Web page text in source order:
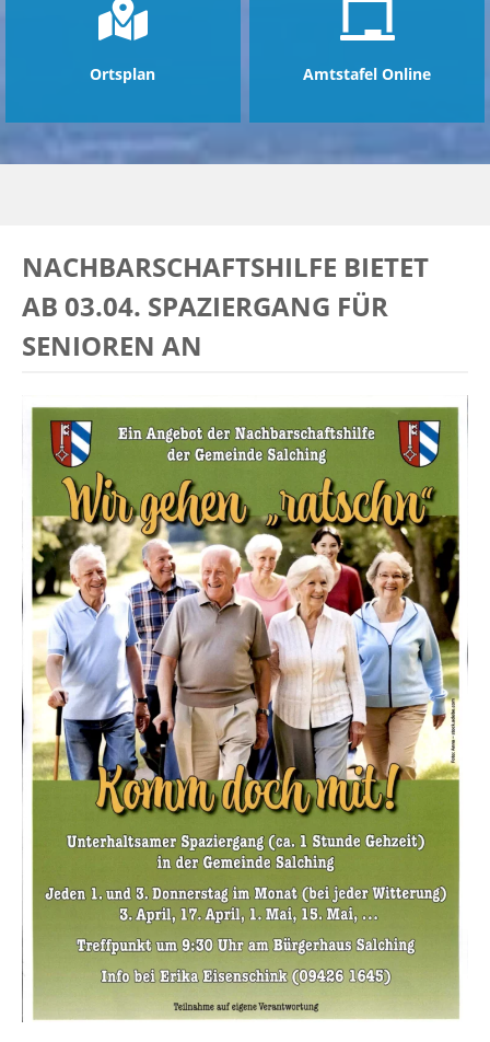
Ortsplan Amtstafel Online
NACHBARSCHAFTSHILFE BIETET
AB 03.04. SPAZIERGANG FÜR
SENIOREN AN